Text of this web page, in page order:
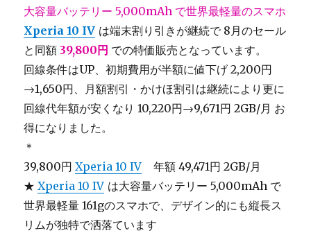
大容量バッテリー 5,000mAh で世界最軽量のスマホ
Xperia 10 IV は端末割り引きが継続で 8月のセール
と同額39,800円 での特価販売となっています。
回線条件はUP、初期費用が半額に値下げ 2,200円
→1,650円、月額割引・かけほ割引は継続により更に
回線代年額が安くなり 10,220円→9,671円 2GB/月 お
得になりました。
＊
39,800円Xperia 10 IV 年額 49,471円 2GB/月
★Xperia 10 IV は大容量バッテリー 5,000mAh で
世界最軽量 161gのスマホで、デザイン的にも縦長ス
リムが独特で洒落ています